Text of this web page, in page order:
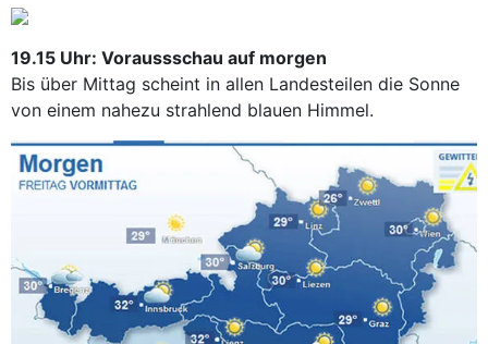
19.15 Uhr: Voraussschau auf morgen
Bis über Mittag scheint in allen Landesteilen die Sonne
von einem nahezu strahlend blauen Himmel.